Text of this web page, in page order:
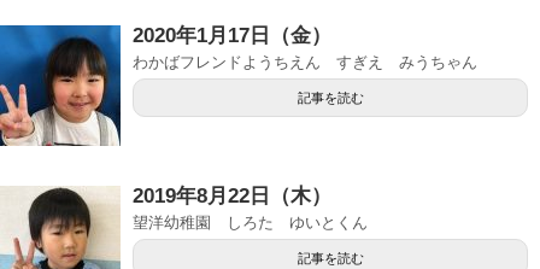
2020年1月17日（金）
わかばフレンドようちえん すぎえ みうちゃん
記事を読む
2019年8月22日（木）
望洋幼稚園 しろた ゆいとくん
記事を読む